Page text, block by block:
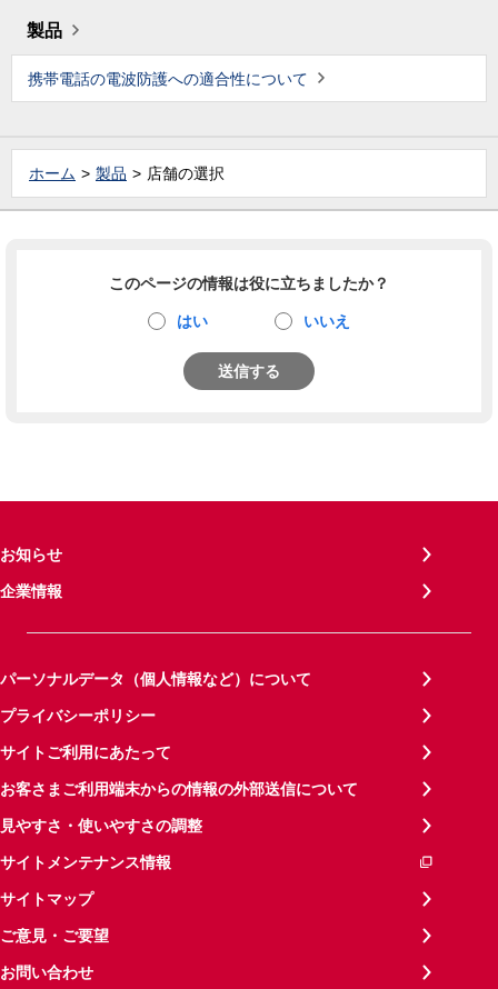
製品
携帯電話の電波防護への適合性について
ホーム 製品 店舗の選択
このページの情報は役に立ちましたか？
はい いいえ
送信する
お知らせ
企業情報
パーソナルデータ（個人情報など）について
プライバシーポリシー
サイトご利用にあたって
お客さまご利用端末からの情報の外部送信について
見やすさ・使いやすさの調整
サイトメンテナンス情報
サイトマップ
ご意見・ご要望
お問い合わせ